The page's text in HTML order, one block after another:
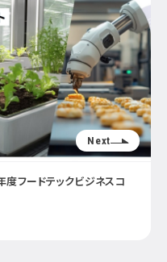
Next
度フードテックビジネスコ